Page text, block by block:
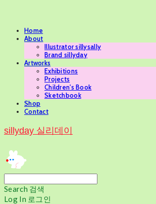
Home
About
Illustrator sillysally
Brand sillyday
Artworks
Exhibitions
Projects
Children's Book
Sketchbook
Shop
Contact
sillyday 실리데이
Search 검색
Log In 로그인